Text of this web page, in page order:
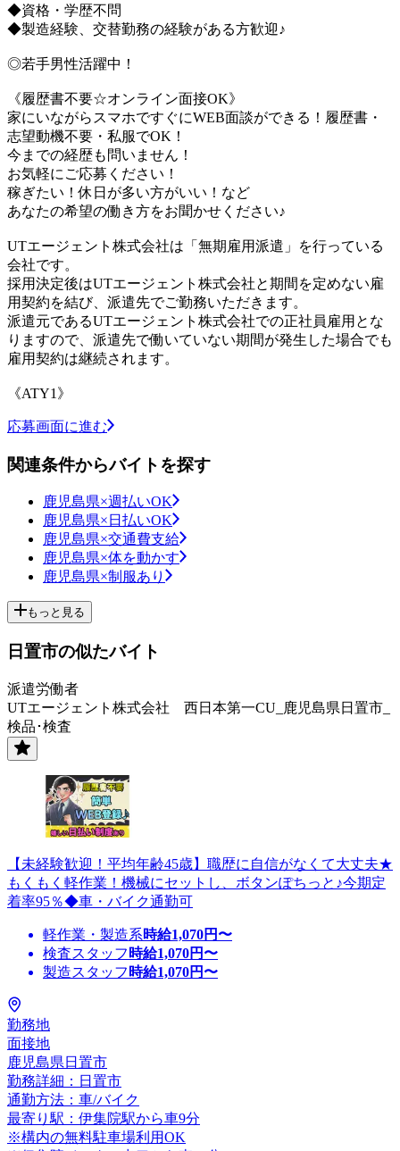
◆資格・学歴不問
◆製造経験、交替勤務の経験がある方歓迎♪
◎若手男性活躍中！
《履歴書不要☆オンライン面接OK》
家にいながらスマホですぐにWEB面談ができる！履歴書・
志望動機不要・私服でOK！
今までの経歴も問いません！
お気軽にご応募ください！
稼ぎたい！休日が多い方がいい！など
あなたの希望の働き方をお聞かせください♪
UTエージェント株式会社は「無期雇用派遣」を行っている
会社です。
採用決定後はUTエージェント株式会社と期間を定めない雇
用契約を結び、派遣先でご勤務いただきます。
派遣元であるUTエージェント株式会社での正社員雇用とな
りますので、派遣先で働いていない期間が発生した場合でも
雇用契約は継続されます。
《ATY1》
応募画面に進む
関連条件からバイトを探す
鹿児島県×週払いOK
鹿児島県×日払いOK
鹿児島県×交通費支給
鹿児島県×体を動かす
鹿児島県×制服あり
もっと見る
日置市の似たバイト
派遣労働者
UTエージェント株式会社 西日本第一CU_鹿児島県日置市_
検品･検査
【未経験歓迎！平均年齢45歳】職歴に自信がなくて大丈夫★
もくもく軽作業！機械にセットし、ボタンぽちっと♪今期定
着率95％◆車・バイク通勤可
軽作業・製造系時給1,070円〜
検査スタッフ 時給1,070円〜
製造スタッフ 時給1,070円〜
勤務地
面接地
鹿児島県日置市
勤務詳細：日置市
通勤方法：車/バイク
最寄り駅：伊集院駅から車9分
※構内の無料駐車場利用OK